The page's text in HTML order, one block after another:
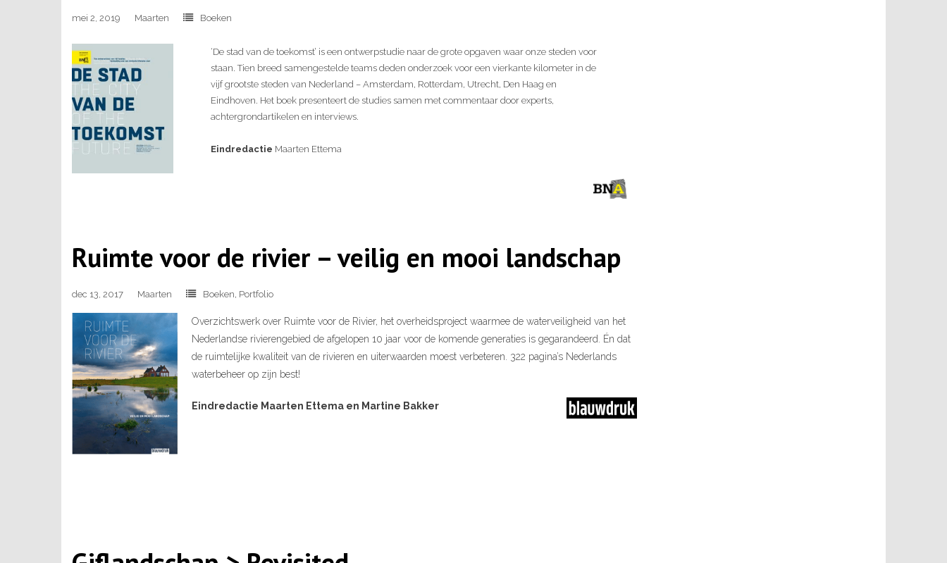
mei 2, 2019 Maarten Boeken
‘De stad van de toekomst’ is een ontwerpstudie naar de grote opgaven waar onze steden voor
staan. Tien breed samengestelde teams deden onderzoek voor een vierkante kilometer in de
vijf grootste steden van Nederland – Amsterdam, Rotterdam, Utrecht, Den Haag en
Eindhoven. Het boek presenteert de studies samen met commentaar door experts,
achtergrondartikelen en interviews.
Eindredactie Maarten Ettema
Ruimte voor de rivier – veilig en mooi landschap
dec 13, 2017 Maarten Boeken Portfolio
Overzichtswerk over Ruimte voor de Rivier, het overheidsproject waarmee de waterveiligheid van het
Nederlandse rivierengebied de afgelopen 10 jaar voor de komende generaties is gegarandeerd. Én dat
de ruimtelijke kwaliteit van de rivieren en uiterwaarden moest verbeteren. 322 pagina’s Nederlands
waterbeheer op zijn best!
Eindredactie Maarten Ettema en Martine Bakker